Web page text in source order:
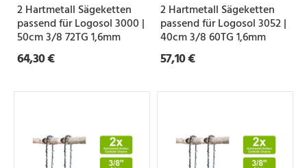
2 Hartmetall Sägeketten
passend für Logosol 3000 |
50cm 3/8 72TG 1,6mm
64,30 €
2 Hartmetall Sägeketten
passend für Logosol 3052 |
40cm 3/8 60TG 1,6mm
57,10 €
i
t
e
Z
h
n